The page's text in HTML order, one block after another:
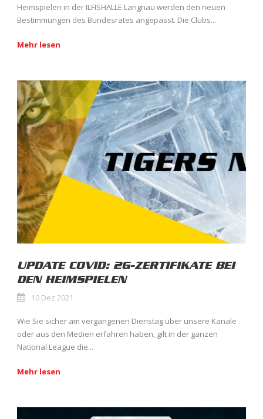
Heimspielen in der ILFISHALLE Langnau werden den neuen
Bestimmungen des Bundesrates angepasst. Die Clubs...
Mehr lesen
UPDATE COVID: 2G-ZERTIFIKATE BEI
DEN HEIMSPIELEN
10 Dez 2021
Wie Sie sicher am vergangenen Dienstag über unsere Kanäle
oder aus den Medien erfahren haben, gilt in der ganzen
National League die...
Mehr lesen